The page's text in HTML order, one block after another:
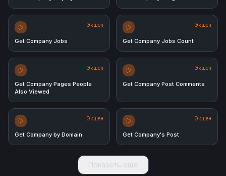
Экшен
Get Company Jobs
Экшен
Get Company Jobs Count
Экшен
Get Company Pages People
Also Viewed
Экшен
Get Company Post Comments
Экшен
Get Company by Domain
Экшен
Get Company's Post
Показать еще